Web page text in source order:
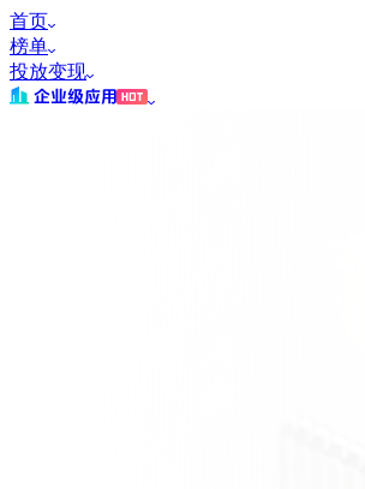
首页
榜单
投放变现